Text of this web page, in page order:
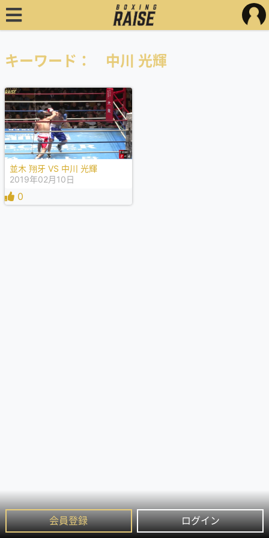
会員登録 ログイン
キーワード： 中川 光輝
並木 翔牙 VS 中川 光輝
2019年02月10日
0